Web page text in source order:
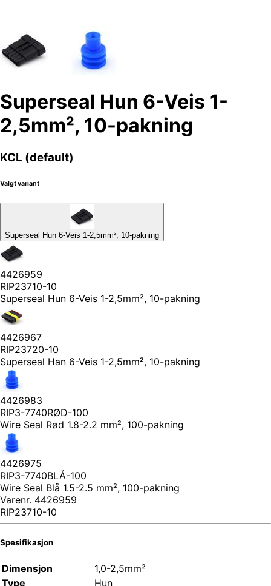
Superseal Hun 6-Veis 1-
2,5mm², 10-pakning
KCL (default)
Valgt variant
Superseal Hun 6-Veis 1-2,5mm², 10-pakning
4426959
RIP23710-10
Superseal Hun 6-Veis 1-2,5mm², 10-pakning
4426967
RIP23720-10
Superseal Han 6-Veis 1-2,5mm², 10-pakning
4426983
RIP3-7740RØD-100
Wire Seal Rød 1.8-2.2 mm², 100-pakning
4426975
RIP3-7740BLÅ-100
Wire Seal Blå 1.5-2.5 mm², 100-pakning
Varenr. 4426959
RIP23710-10
Spesifikasjon
Dimensjon
1,0-2,5mm²
Type
Hun